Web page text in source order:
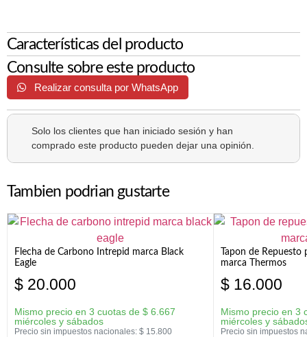
Características del producto
Consulte sobre este producto
Realizar consulta por WhatsApp
Solo los clientes que han iniciado sesión y han
comprado este producto pueden dejar una opinión.
Tambien podrian gustarte
Flecha de Carbono Intrepid marca Black
Eagle
$ 20.000
Mismo precio en 3 cuotas de $ 6.667
miércoles y sábados
Precio sin impuestos nacionales: $ 15.800
Tapon de Repuesto
marca Thermos
$ 16.000
Mismo precio en 3
miércoles y
Precio sin impuestos